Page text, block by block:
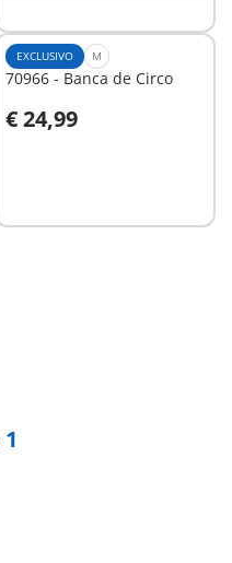
EXCLUSIVO M
70966 - Banca de Circo
€ 24,99
Ao carrinho